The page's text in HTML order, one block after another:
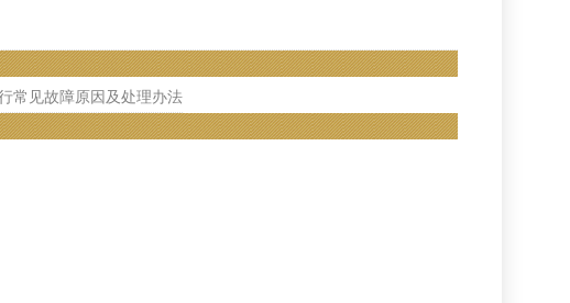
常见故障原因及处理办法